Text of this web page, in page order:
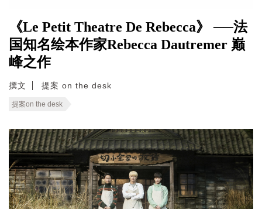
《Le Petit Theatre De Rebecca》 ──法
国知名绘本作家Rebecca Dautremer 巅
峰之作
撰文 提案 on the desk
提案on the desk